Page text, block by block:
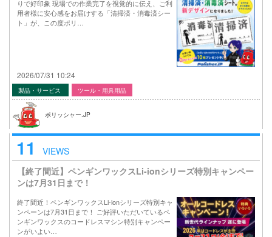
りで好印象 現場での作業完了を視覚的に伝え、ご利
用者様に安心感をお届けする「清掃済・消毒済シー
ト」が、この度ポリ…
2026/07/31 10:24
製品・サービス ツール・用具用品
ポリッシャー.JP
11
VIEWS
【終了間近】ペンギンワックスLi-ionシリーズ特別キャンペー
ンは7月31日まで！
終了間近！ペンギンワックスLi-ionシリーズ特別キャ
ンペーンは7月31日まで！ ご好評いただいているペ
ンギンワックスのコードレスマシン特別キャンペー
ンがいよい…